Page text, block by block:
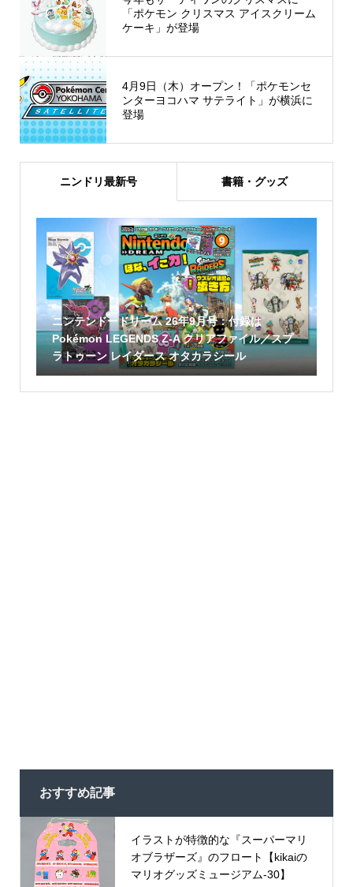
「ポケモン クリスマス アイスクリーム
ケーキ」が登場
4月9日（木）オープン！「ポケモンセ
ンターヨコハマ サテライト」が横浜に
登場
ニンドリ最新号 書籍・グッズ
ニンテンドードリーム 26年9月号：付録は
Pokémon LEGENDS Z-A クリアファイル／スプ
ラトゥーン レイダース オタカラシール
おすすめ記事
イラストが特徴的な『スーパーマリ
オブラザーズ』のフロート【kikaiの
マリオグッズミュージアム-30】